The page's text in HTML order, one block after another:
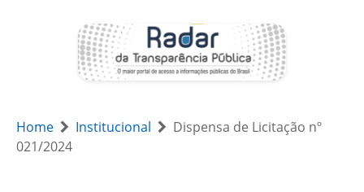
Home Institucional
Dispensa de Licitação nº
021/2024